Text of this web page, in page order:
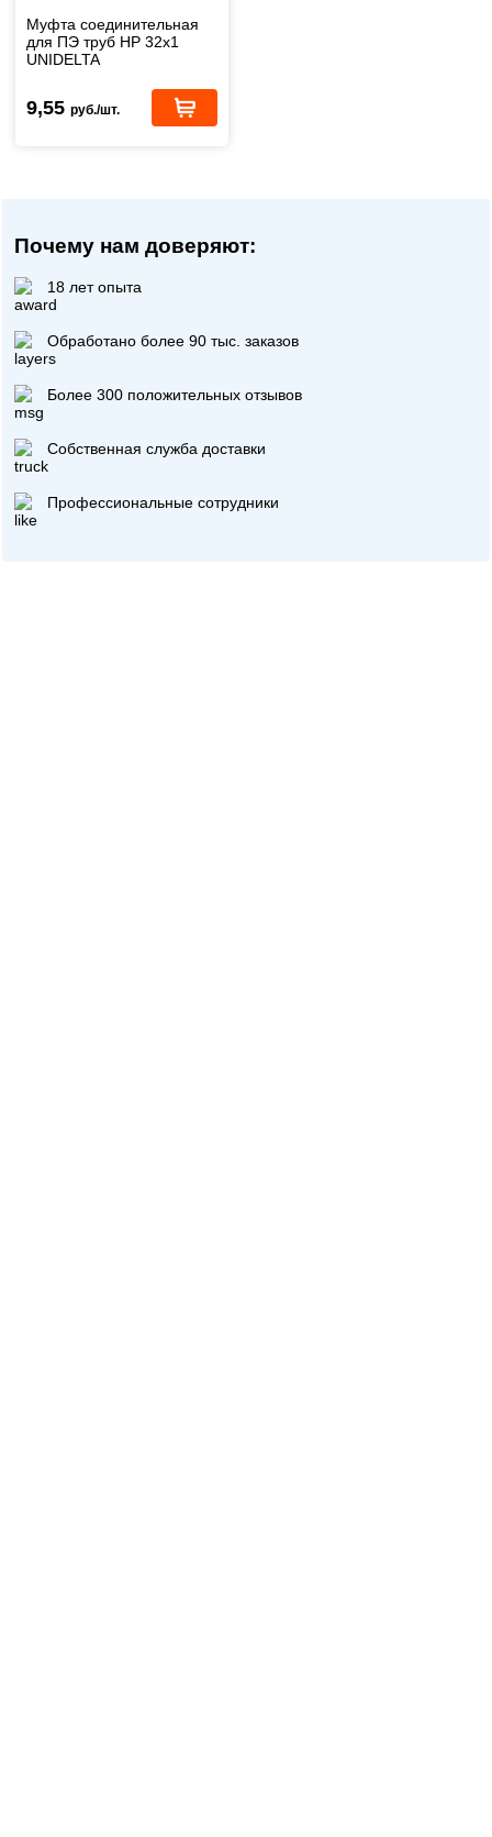
Муфта соединительная
для ПЭ труб НР 32х1
UNIDELTA
9,55 руб./шт.
Почему нам доверяют:
18 лет опыта
Обработано более 90 тыс. заказов
Более 300 положительных отзывов
Собственная служба доставки
Профессиональные сотрудники